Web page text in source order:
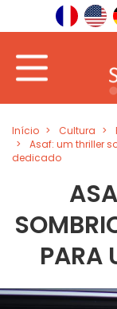
Início Cultura
Asaf: um thriller
dedicado
PARA